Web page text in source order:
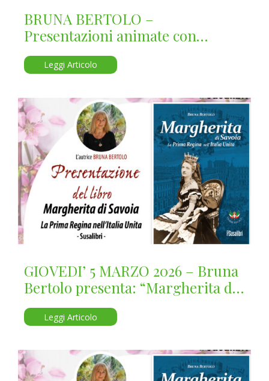
BRUNA BERTOLO –
Presentazioni animate con
firmacopie nel mese di Marzo
Leggi Articolo
GIOVEDI’ 5 MARZO 2026 – Bruna
Bertolo presenta: “Margherita di
Savoia”
Leggi Articolo